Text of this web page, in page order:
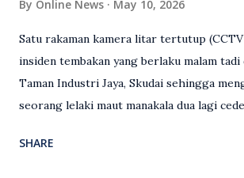
By Online News May 10, 2026
Satu rakaman kamera litar tertutup
insiden tembakan yang berlaku malam tadi
Taman Industri Jaya, Skudai sehingga
seorang lelaki maut manakala dua lagi
kejadian berlaku sekitar jam 11 malam
SHARE